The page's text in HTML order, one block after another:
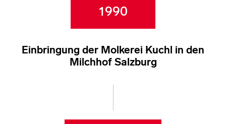
1990
Einbringung der Molkerei Kuchl in den
Milchhof Salzburg